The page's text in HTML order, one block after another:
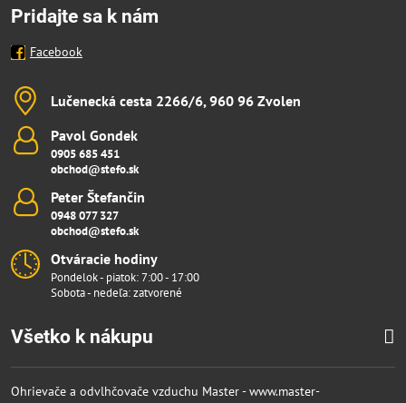
Pridajte sa k nám
Facebook
Lučenecká cesta 2266/6, 960 96 Zvolen
Pavol Gondek
0905 685 451
obchod@stefo.sk
Peter Štefančin
0948 077 327
obchod@stefo.sk
Otváracie hodiny
Pondelok - piatok: 7:00 - 17:00
Sobota - nedeľa: zatvorené
Všetko k nákupu
Ohrievače a odvlhčovače vzduchu Master - www.master-